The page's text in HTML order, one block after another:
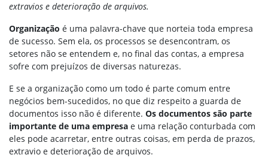
extravios e deterioração de arquivos.
Organização é uma palavra-chave que norteia toda empresa
de sucesso. Sem ela, os processos se desencontram, os
setores não se entendem e, no final das contas, a empresa
sofre com prejuízos de diversas naturezas.
E se a organização como um todo é parte comum entre
negócios bem-sucedidos, no que diz respeito a guarda de
documentos isso não é diferente. Os documentos são parte
importante de uma empresa e uma relação conturbada com
eles pode acarretar, entre outras coisas, em perda de prazos,
extravio e deterioração de arquivos.